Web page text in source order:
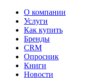
О компании
Услуги
Как купить
Бренды
CRM
Опросник
Книги
Новости